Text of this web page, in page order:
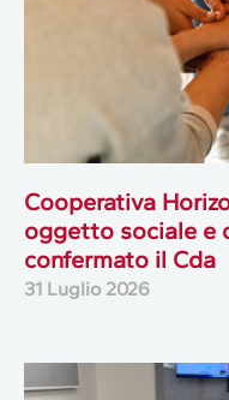
Cooperativa
oggetto sociale e
confermato il Cda
31 Luglio 2026